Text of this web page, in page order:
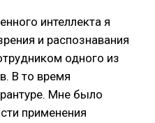
интеллекта я
и распознавания
одного из
В то время
Мне было
применения